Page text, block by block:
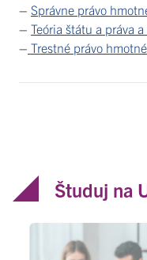
– Správne právo
– Teória štátu a práva
– Trestné právo
Študuj na